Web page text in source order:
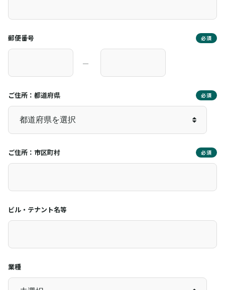
郵便番号 必須
―
ご住所：都道府県 必須
ご住所：市区町村 必須
ビル・テナント名等
業種